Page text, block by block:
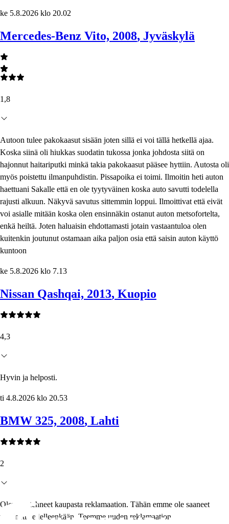
ke 5.8.2026 klo 20.02
Mercedes-Benz Vito, 2008, Jyväskylä
1,8
Autoon tulee pakokaasut sisään joten sillä ei voi tällä hetkellä ajaa.
Koska siinä oli hiukkas suodatin tukossa jonka johdosta siitä on
hajonnut haitariputki minkä takia pakokaasut pääsee hyttiin. Autosta oli
myös poistettu ilmanpuhdistin. Pissapoika ei toimi. Ilmoitin heti auton
haettuani Sakalle että en ole tyytyväinen koska auto savutti todelella
rajusti alkuun. Näkyvä savutus sittemmin loppui. Ilmoittivat että eivät
voi asialle mitään koska olen ensinnäkin ostanut auton metsofortelta,
enkä heiltä. Joten haluaisin ehdottamasti jotain vastaantuloa olen
kuitenkin joutunut ostamaan aika paljon osia että saisin auton käyttö
kuntoon
ke 5.8.2026 klo 7.13
Nissan Qashqai, 2013, Kuopio
4,3
Hyvin ja helposti.
ti 4.8.2026 klo 20.53
BMW 325, 2008, Lahti
2
Olemme tehneet kaupasta reklamaation. Tähän emme ole saaneet
vastinetta edelleenkään. Teemme uuden reklamaation.